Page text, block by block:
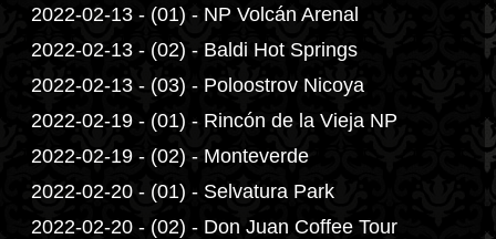
2022-02-13 - (01) - NP Volcán Arenal
2022-02-13 - (02) - Baldi Hot Springs
2022-02-13 - (03) - Poloostrov Nicoya
2022-02-19 - (01) - Rincón de la Vieja NP
2022-02-19 - (02) - Monteverde
2022-02-20 - (01) - Selvatura Park
2022-02-20 - (02) - Don Juan Coffee Tour